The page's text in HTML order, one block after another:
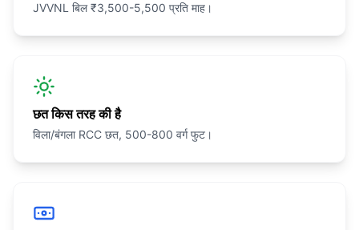
JVVNL बिल ₹3,500-5,500 प्रति माह।
छत किस तरह की है
विला/बंगला RCC छत, 500-800 वर्ग फुट।